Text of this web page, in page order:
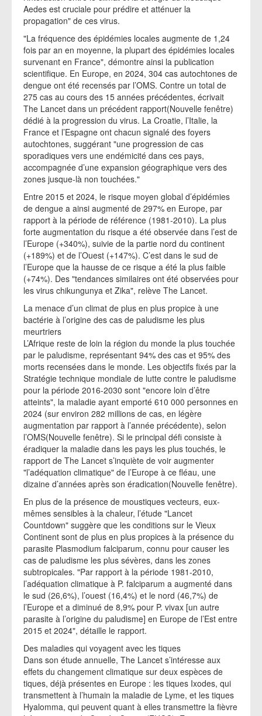
Aedes est cruciale pour prédire et atténuer la
propagation" de ces virus.
"La fréquence des épidémies locales augmente de 1,24
fois par an en moyenne, la plupart des épidémies locales
survenant en France", démontre ainsi la publication
scientifique. En Europe, en 2024, 304 cas autochtones de
dengue ont été recensés par l’OMS. Contre un total de
275 cas au cours des 15 années précédentes, écrivait
The Lancet dans un précédent rapport(Nouvelle fenêtre)
dédié à la progression du virus. La Croatie, l’Italie, la
France et l’Espagne ont chacun signalé des foyers
autochtones, suggérant "une progression de cas
sporadiques vers une endémicité dans ces pays,
accompagnée d’une expansion géographique vers des
zones jusque-là non touchées."
Entre 2015 et 2024, le risque moyen global d’épidémies
de dengue a ainsi augmenté de 297% en Europe, par
rapport à la période de référence (1981-2010). La plus
forte augmentation du risque a été observée dans l’est de
l’Europe (+340%), suivie de la partie nord du continent
(+189%) et de l’Ouest (+147%). C’est dans le sud de
l’Europe que la hausse de ce risque a été la plus faible
(+74%). Des "tendances similaires ont été observées pour
les virus chikungunya et Zika", relève The Lancet.
La menace d’un climat de plus en plus propice à une
bactérie à l’origine des cas de paludisme les plus
meurtriers
L’Afrique reste de loin la région du monde la plus touchée
par le paludisme, représentant 94% des cas et 95% des
morts recensées dans le monde. Les objectifs fixés par la
Stratégie technique mondiale de lutte contre le paludisme
pour la période 2016-2030 sont "encore loin d’être
atteints", la maladie ayant emporté 610 000 personnes en
2024 (sur environ 282 millions de cas, en légère
augmentation par rapport à l’année précédente), selon
l’OMS(Nouvelle fenêtre). Si le principal défi consiste à
éradiquer la maladie dans les pays les plus touchés, le
rapport de The Lancet s’inquiète de voir augmenter
"l’adéquation climatique" de l’Europe à ce fléau, une
dizaine d’années après son éradication(Nouvelle fenêtre).
En plus de la présence de moustiques vecteurs, eux-
mêmes sensibles à la chaleur, l’étude "Lancet
Countdown" suggère que les conditions sur le Vieux
Continent sont de plus en plus propices à la présence du
parasite Plasmodium falciparum, connu pour causer les
cas de paludisme les plus sévères, dans les zones
subtropicales. "Par rapport à la période 1981-2010,
l’adéquation climatique à P. falciparum a augmenté dans
le sud (26,6%), l’ouest (16,4%) et le nord (46,7%) de
l’Europe et a diminué de 8,9% pour P. vivax [un autre
parasite à l’origine du paludisme] en Europe de l’Est entre
2015 et 2024", détaille le rapport.
Des maladies qui voyagent avec les tiques
Dans son étude annuelle, The Lancet s’intéresse aux
effets du changement climatique sur deux espèces de
tiques, déjà présentes en Europe : les tiques Ixodes, qui
transmettent à l’humain la maladie de Lyme, et les tiques
Hyalomma, qui peuvent quant à elles transmettre la fièvre